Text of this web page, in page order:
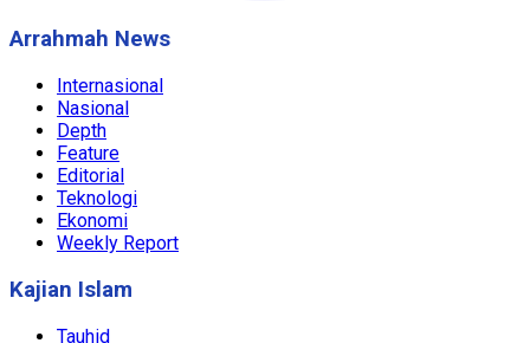
Arrahmah News
Internasional
Nasional
Depth
Feature
Editorial
Teknologi
Ekonomi
Weekly Report
Kajian Islam
Tauhid